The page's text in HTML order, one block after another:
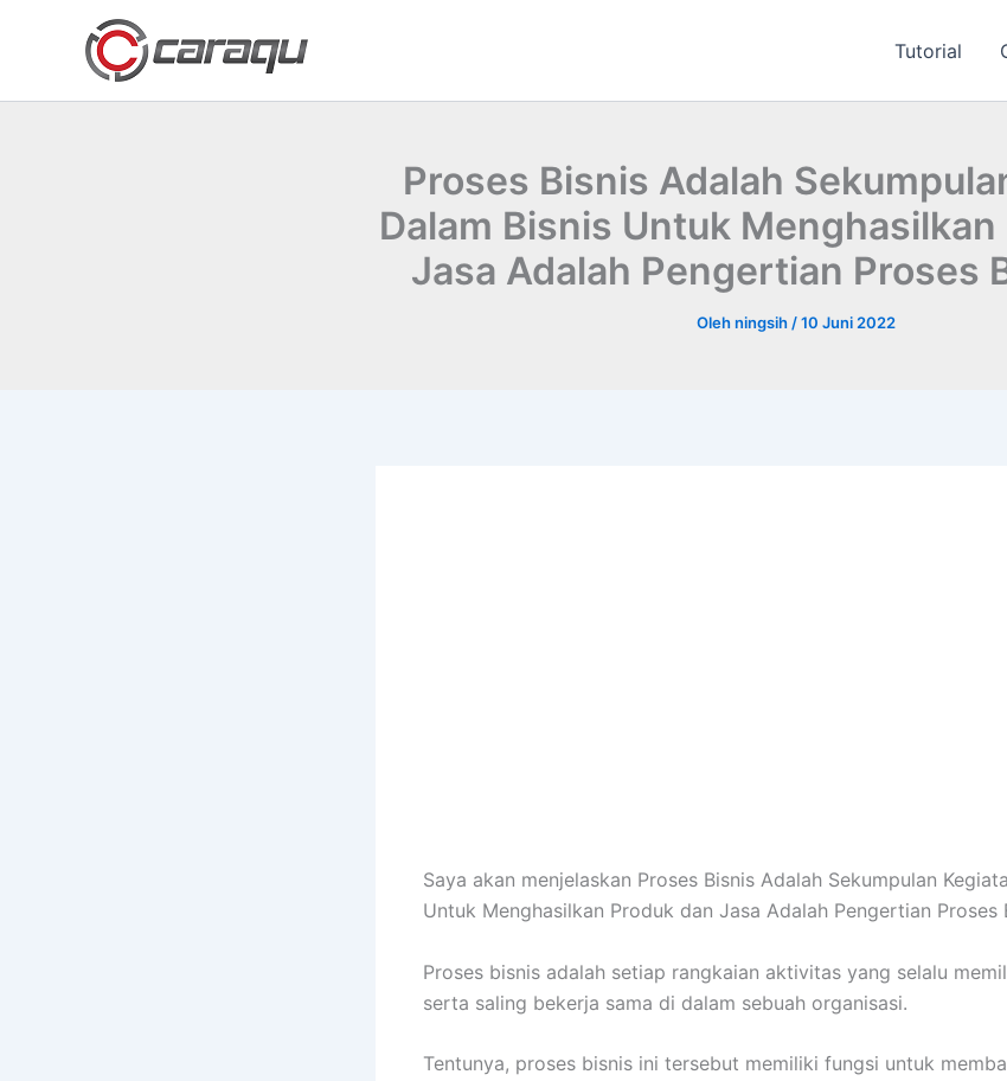
Tutorial
Proses Bisnis Adalah
Dalam Bisnis Untuk Menghasilkan
Jasa Adalah Pengertian Proses
Olehningsih /10 Juni 2022
Saya akan menjelaskan Proses Bisnis Adalah Sekumpulan
Untuk Menghasilkan Produk dan Jasa Adalah Pengertian Proses
Proses bisnis adalah setiap rangkaian aktivitas yang selalu
serta saling bekerja sama di dalam sebuah organisasi.
Tentunya, proses bisnis ini tersebut memiliki fungsi untuk